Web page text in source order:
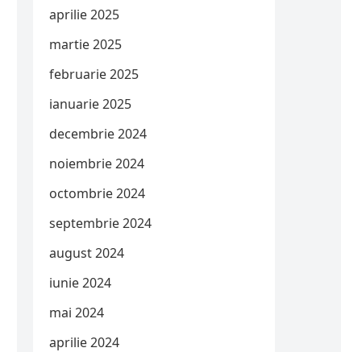
aprilie 2025
martie 2025
februarie 2025
ianuarie 2025
decembrie 2024
noiembrie 2024
octombrie 2024
septembrie 2024
august 2024
iunie 2024
mai 2024
aprilie 2024